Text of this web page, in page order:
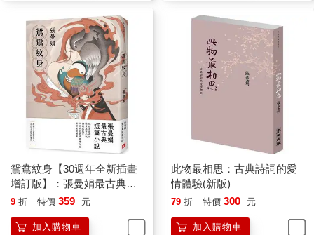
鴛鴦紋身【30週年全新插畫
增訂版】：張曼娟最古典短
篇小說
9 折 特價 359 元
加入購物車
此物最相思：古典詩詞的愛
情體驗(新版)
79 折 特價 300 元
加入購物車